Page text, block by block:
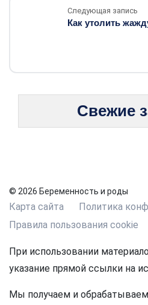
Следующая запись
Как утолить
Свежие
© 2026 Беременность и роды
Карта сайта
Политика
Правила пользования cookie
При использовании
указание прямой ссылки на
Мы получаем и